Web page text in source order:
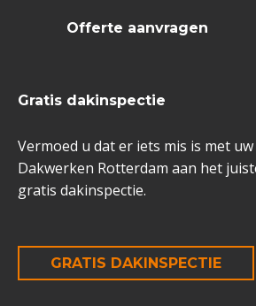
Offerte aanvragen
Gratis dakinspectie
Vermoed u dat er iets mis is met
Dakwerken Rotterdam aan het
gratis dakinspectie.
GRATIS DAKINSPECTIE